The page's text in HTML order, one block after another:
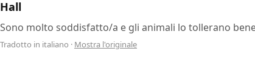
Hall
Sono molto soddisfatto/a e gli animali lo tollerano
Tradotto in italiano · Mostra l'originale